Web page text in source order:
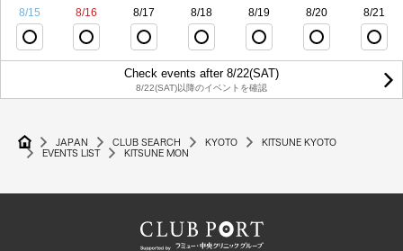
8/15 8/16 8/17 8/18 8/19 8/20 8/21
Check events after 8/22(SAT)
8/22(SAT)以降のイベントを確認
JAPAN CLUB SEARCH KYOTO
KITSUNE KYOTO
EVENTS LIST
KITSUNE MON